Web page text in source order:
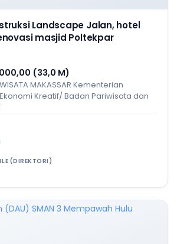
Landscape Jalan, hotel
masjid Poltekpar
(33,0 M)
MAKASSAR Kementerian
Kreatif/ Badan Pariwisata dan
(DIREKTORI)